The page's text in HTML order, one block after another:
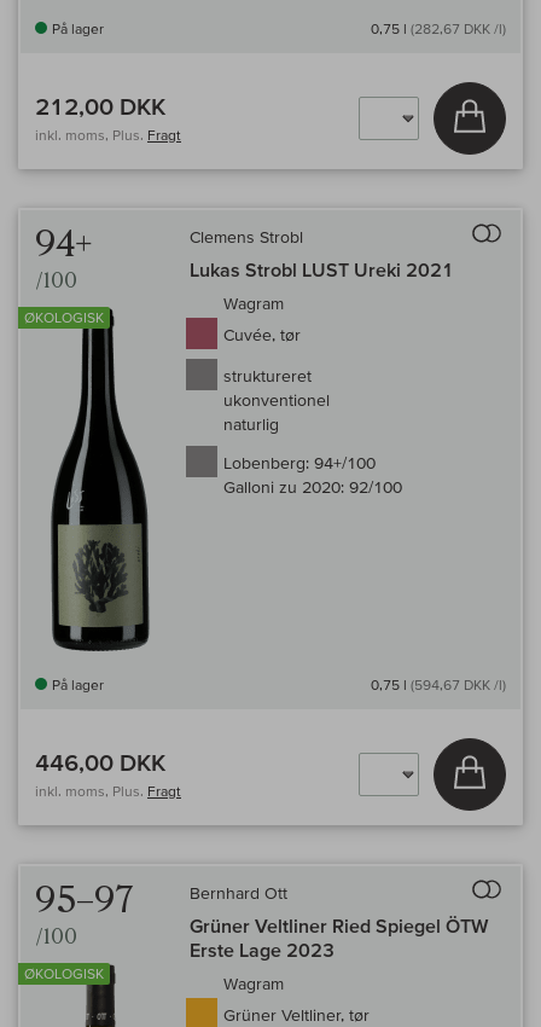
På lager 0,75 l (282,67 DKK /l)
212,00 DKK
inkl. moms, Plus. Fragt
Læg i
94+
/100
ØKOLOGISK
Clemens Strobl
Lukas Strobl LUST Ureki 2021
Wagram
Cuvée, tør
struktureret
ukonventionel
naturlig
Lobenberg: 94+/100
Galloni zu 2020: 92/100
På lager 0,75 l (594,67 DKK /l)
446,00 DKK
inkl. moms, Plus. Fragt
Læg i
95–97
/100
ØKOLOGISK
Bernhard Ott
Grüner Veltliner Ried Spiegel ÖTW
Erste Lage 2023
Wagram
Grüner Veltliner, tør